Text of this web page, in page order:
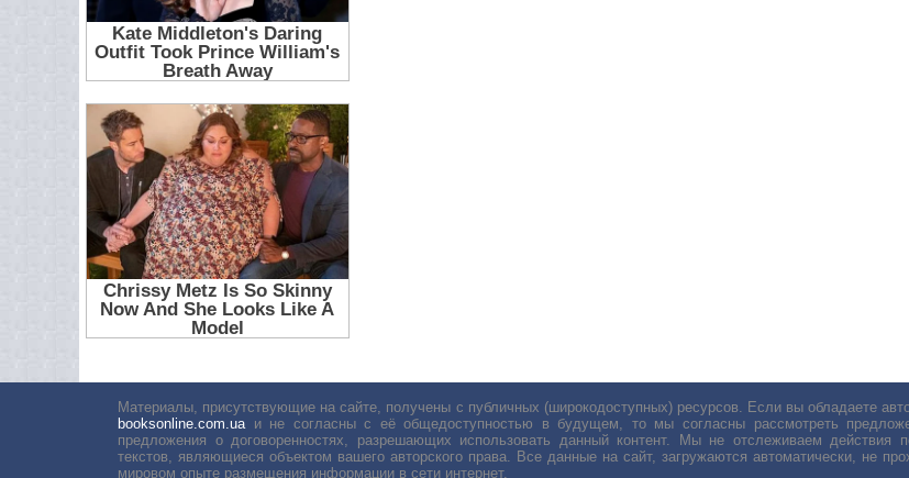
Материалы, присутствующие на сайте, получены с публичных (широкодоступных) ресурсов. Если вы обладаете
booksonline.com.ua и не согласны с её общедоступностью в будущем, то мы согласны рассмотреть
предложения о договоренностях, разрешающих использовать данный контент. Мы не отслеживаем действия
текстов, являющиеся объектом вашего авторского права. Все данные на сайт, загружаются автоматически, не
мировом опыте размещения информации в сети интернет.